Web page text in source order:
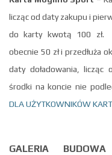
licząc od daty zakupu i
do karty kwotą 100 zł.
obecnie 50 zł i przedłuża
daty doładowania, licząc
środki na koncie nie
DLA UŻYTKOWNIKÓW
GALERIA